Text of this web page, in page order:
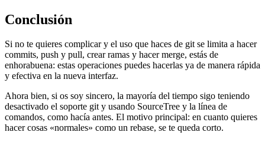
Conclusión
Si no te quieres complicar y el uso que haces de git se limita a hacer
commits, push y pull, crear ramas y hacer merge, estás de
enhorabuena: estas operaciones puedes hacerlas ya de manera rápida
y efectiva en la nueva interfaz.
Ahora bien, si os soy sincero, la mayoría del tiempo sigo teniendo
desactivado el soporte git y usando SourceTree y la línea de
comandos, como hacía antes. El motivo principal: en cuanto quieres
hacer cosas «normales» como un rebase, se te queda corto.